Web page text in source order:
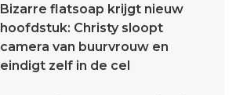
Bizarre flatsoap krijgt nieuw
hoofdstuk: Christy sloopt
camera van buurvrouw en
eindigt zelf in de cel